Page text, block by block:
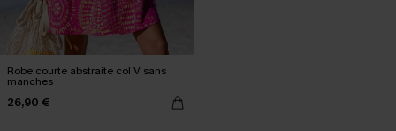
Robe courte abstraite col V sans
manches
26,90 €